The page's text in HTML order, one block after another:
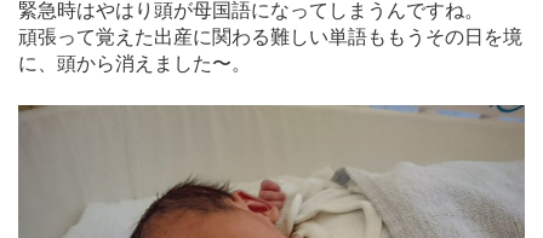
緊急時はやはり頭が母国語になってしまうんですね。
頑張って覚えた出産に関わる難しい単語ももうその日を境
に、頭から消えました〜。